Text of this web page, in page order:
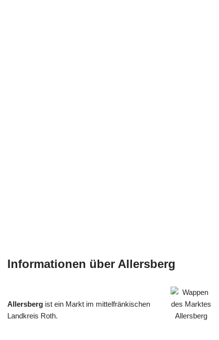
Informationen über Allersberg
Allersberg ist ein Markt im mittelfränkischen
Landkreis Roth.